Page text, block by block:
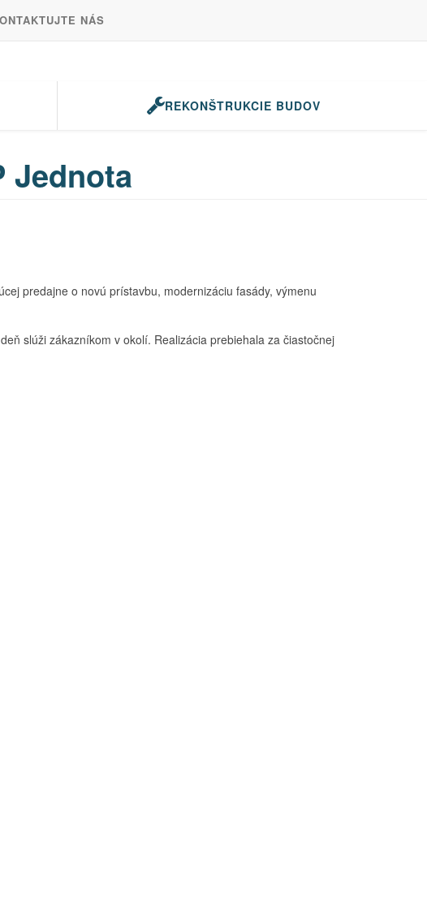
NÁS
Jednota
predajne o novú prístavbu, modernizáciu fasády, výmenu
slúži zákazníkom v okolí. Realizácia prebiehala za čiastočnej
REKONŠTRUKCIE BUDOV